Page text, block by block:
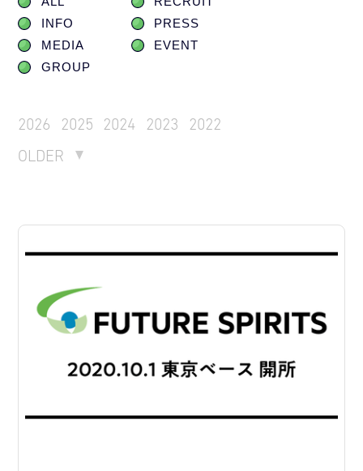
INFO
PRESS
MEDIA
EVENT
GROUP
2026 2025 2024 2023
2022
OLDER